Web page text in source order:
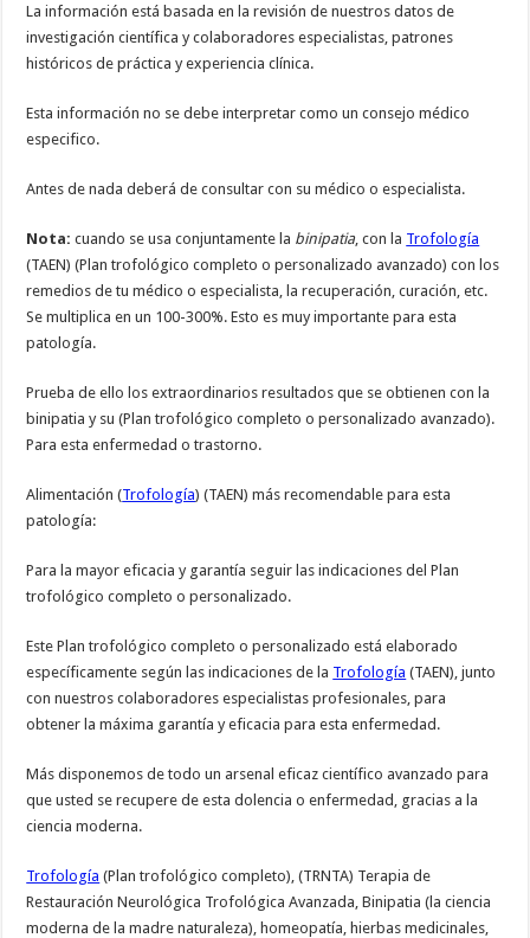
La información está basada en la revisión de nuestros datos de
investigación científica y colaboradores especialistas, patrones
históricos de práctica y experiencia clínica.
Esta información no se debe interpretar como un consejo médico
especifico.
Antes de nada deberá de consultar con su médico o especialista.
Nota:cuando se usa conjuntamente la binipatia, con la Trofología
(TAEN) (Plan trofológico completo o personalizado avanzado) con los
remedios de tu médico o especialista, la recuperación, curación, etc.
Se multiplica en un 100-300%. Esto es muy importante para esta
patología.
Prueba de ello los extraordinarios resultados que se obtienen con la
binipatia y su (Plan trofológico completo o personalizado avanzado).
Para esta enfermedad o trastorno.
Alimentación (Trofología) (TAEN) más recomendable para esta
patología:
Para la mayor eficacia y garantía seguir las indicaciones del Plan
trofológico completo o personalizado.
Este Plan trofológico completo o personalizado está elaborado
específicamente según las indicaciones de la Trofología (TAEN), junto
con nuestros colaboradores especialistas profesionales, para
obtener la máxima garantía y eficacia para esta enfermedad.
Más disponemos de todo un arsenal eficaz científico avanzado para
que usted se recupere de esta dolencia o enfermedad, gracias a la
ciencia moderna.
Trofología (Plan trofológico completo), (TRNTA) Terapia de
Restauración Neurológica Trofológica Avanzada, Binipatia (la ciencia
moderna de la madre naturaleza), homeopatía, hierbas medicinales,